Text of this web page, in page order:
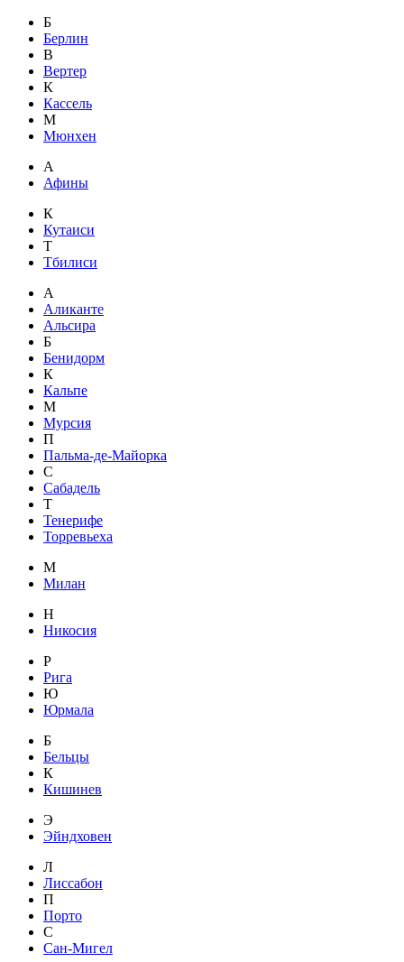
Б
Берлин
В
Вертер
К
Кассель
М
Мюнхен
А
Афины
К
Кутаиси
Т
Тбилиси
А
Аликанте
Альсира
Б
Бенидорм
К
Кальпе
М
Мурсия
П
Пальма-де-Майорка
С
Сабадель
Т
Тенерифе
Торревьеха
М
Милан
Н
Никосия
Р
Рига
Ю
Юрмала
Б
Бельцы
К
Кишинев
Э
Эйндховен
Л
Лиссабон
П
Порто
С
Сан-Мигел